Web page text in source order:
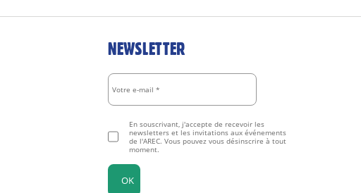
NEWSLETTER
En souscrivant, j'accepte de recevoir les
newsletters et les invitations aux événements
de l'AREC. Vous pouvez vous désinscrire à tout
moment.